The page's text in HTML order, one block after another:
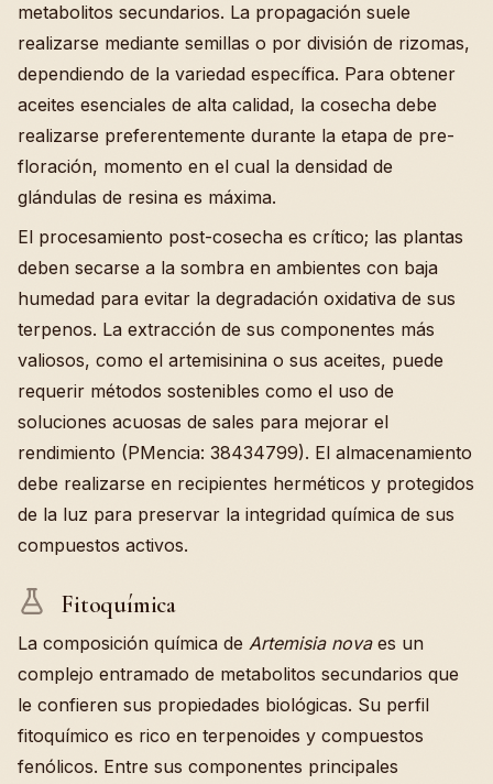
metabolitos secundarios. La propagación suele
realizarse mediante semillas o por división de rizomas,
dependiendo de la variedad específica. Para obtener
aceites esenciales de alta calidad, la cosecha debe
realizarse preferentemente durante la etapa de pre-
floración, momento en el cual la densidad de
glándulas de resina es máxima.
El procesamiento post-cosecha es crítico; las plantas
deben secarse a la sombra en ambientes con baja
humedad para evitar la degradación oxidativa de sus
terpenos. La extracción de sus componentes más
valiosos, como el artemisinina o sus aceites, puede
requerir métodos sostenibles como el uso de
soluciones acuosas de sales para mejorar el
rendimiento (PMencia: 38434799). El almacenamiento
debe realizarse en recipientes herméticos y protegidos
de la luz para preservar la integridad química de sus
compuestos activos.
Fitoquímica
La composición química de Artemisia novaes un
complejo entramado de metabolitos secundarios que
le confieren sus propiedades biológicas. Su perfil
fitoquímico es rico en terpenoides y compuestos
fenólicos. Entre sus componentes principales